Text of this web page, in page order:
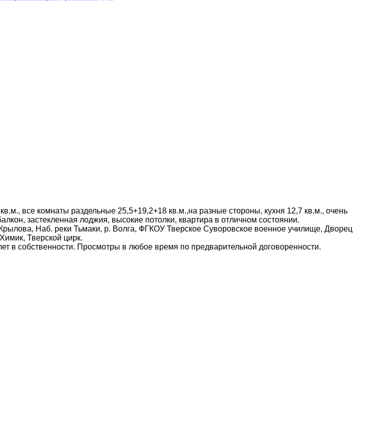
все комнаты раздельные 25,5+19,2+18 кв.м.,на разные стороны, кухня 12,7 кв.м., очень
застекленная лоджия, высокие потолки, квартира в отличном состоянии.
Наб. реки Тьмаки, р. Волга, ФГКОУ Тверское Суворовское военное училище, Дворец
Тверской цирк.
в собственности. Просмотры в любое время по предварительной договоренности.